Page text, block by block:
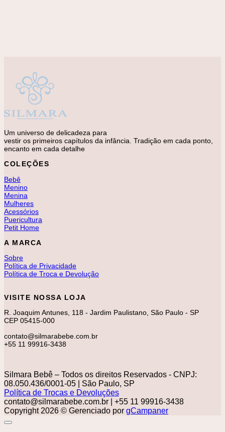
Um universo de delicadeza para
vestir os primeiros capítulos da infância. Tradição em cada ponto,
encanto em cada detalhe
COLEÇÕES
Bebê
Menino
Menina
Mulheres
Acessórios
Puericultura
Petit Home
A MARCA
Sobre
Política de Privacidade
Política de Troca e Devolução
VISITE NOSSA LOJA
R. Joaquim Antunes, 118 - Jardim Paulistano, São Paulo - SP
CEP 05415-000
contato@silmarabebe.com.br
+55 11 99916-3438
Silmara Bebê – Todos os direitos Reservados - CNPJ:
08.050.436/0001-05 | São Paulo, SP
Política de Trocas e Devoluções
contato@silmarabebe.com.br | +55 11 99916-3438
Copyright 2026 © Gerenciado por gCampaner